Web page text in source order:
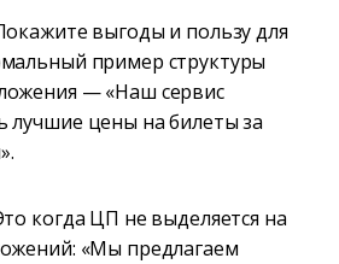
выгоды и пользу для
пример структуры
— «Наш сервис
лучшие цены на билеты за
когда ЦП не выделяется на
«Мы предлагаем